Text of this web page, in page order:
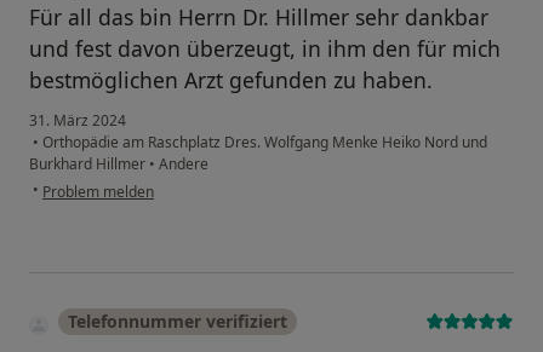
Für all das bin Herrn Dr. Hillmer sehr dankbar
und fest davon überzeugt, in ihm den für mich
bestmöglichen Arzt gefunden zu haben.
31. März 2024
• Orthopädie am Raschplatz Dres. Wolfgang Menke Heiko Nord und
Burkhard Hillmer • Andere
• Problem melden
Telefonnummer verifiziert